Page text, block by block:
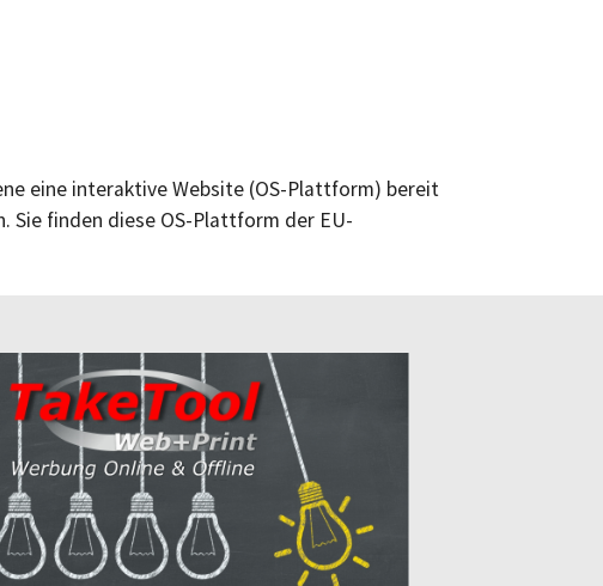
eine interaktive Website (OS-Plattform) bereit
Sie finden diese OS-Plattform der EU-